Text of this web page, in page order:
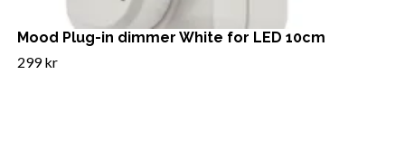
Mood Plug-in dimmer White for LED 10cm
299 kr